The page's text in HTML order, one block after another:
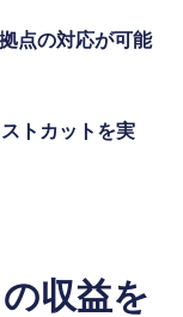
点の対応が可能
トカットを実
収益を